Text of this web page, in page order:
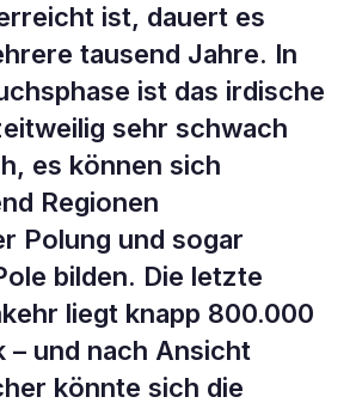
ist, dauert es
tausend Jahre. In
ist das irdische
sehr schwach
es können sich
Regionen
Polung und sogar
bilden. Die letzte
liegt knapp 800.000
– und nach Ansicht
könnte sich die